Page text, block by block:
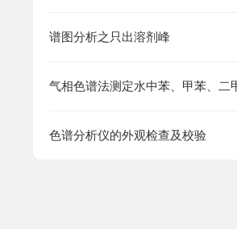
谱图分析之只出溶剂峰
色谱分析仪的外观检查及校验